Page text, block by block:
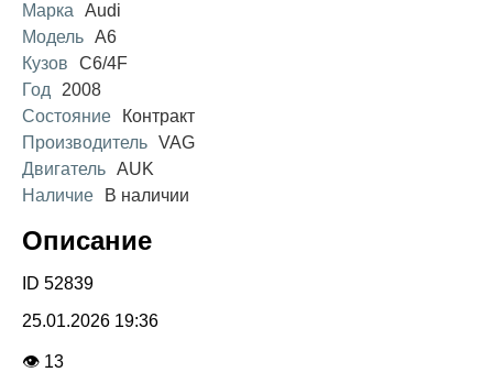
Марка
Audi
Модель A6
Кузов
C6/4F
Год
2008
Состояние
Контракт
Производитель VAG
Двигатель AUK
Наличие
В наличии
Описание
ID 52839
25.01.2026 19:36
👁 13